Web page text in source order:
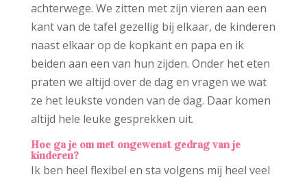
achterwege. We zitten met zijn vieren aan een
kant van de tafel gezellig bij elkaar, de kinderen
naast elkaar op de kopkant en papa en ik
beiden aan een van hun zijden. Onder het eten
praten we altijd over de dag en vragen we wat
ze het leukste vonden van de dag. Daar komen
altijd hele leuke gesprekken uit.
Hoe ga je om met ongewenst gedrag van je
kinderen?
Ik ben heel flexibel en sta volgens mij heel veel